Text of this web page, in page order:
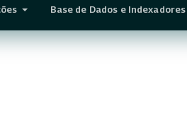
Base de Dados e Indexadores